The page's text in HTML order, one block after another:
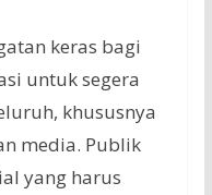
keras bagi
untuk segera
khususnya
media. Publik
yang harus